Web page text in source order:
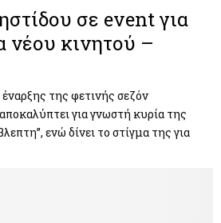
σε event για
νέου κινητού –
της φετινής σεζόν
για γνωστή κυρία της
ενώ δίνει το στίγμα της για